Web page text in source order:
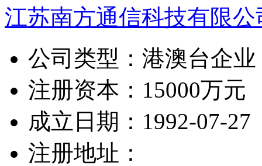
江苏南方通信科技有限公
公司类型： 港澳台企业
注册资本： 15000万元
成立日期： 1992-07-27
注册地址：